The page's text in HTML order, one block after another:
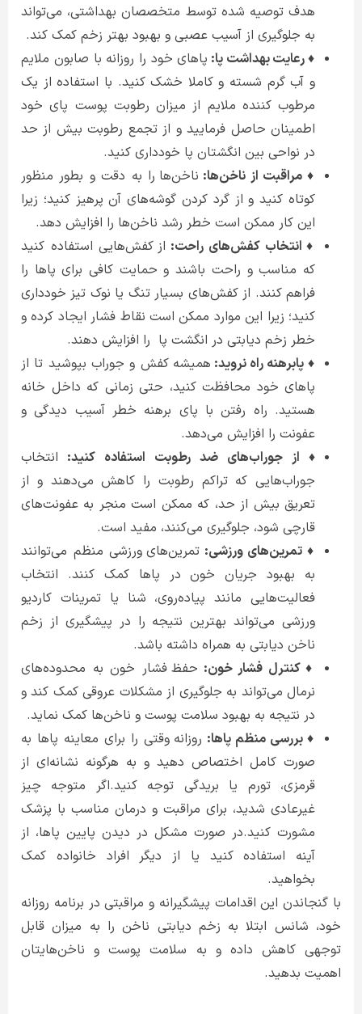
هدف توصیه شده توسط متخصصان بهداشتی، می‌تواند
به جلوگیری از آسیب عصبی و بهبود بهتر زخم کمک کند.
♦ رعایت بهداشت پا: پاهای خود را روزانه با صابون ملایم
و آب گرم شسته و کاملا خشک کنید. با استفاده از یک
مرطوب کننده ملایم از میزان رطوبت پوست پای خود
اطمینان حاصل فرمایید و از تجمع رطوبت بیش از حد
در نواحی بین انگشتان پا خودداری کنید.
♦ مراقبت از ناخن‌ها: ناخن‌ها را به دقت و بطور منظور
کوتاه کنید و از گرد کردن گوشه‌های آن پرهیز کنید؛ زیرا
این کار ممکن است خطر رشد ناخن‌ها را افزایش دهد.
♦ انتخاب کفش‌های راحت: از کفش‌هایی استفاده کنید
که مناسب و راحت باشند و حمایت کافی برای پاها را
فراهم کنند. از کفش‌های بسیار تنگ یا نوک تیز خودداری
کنید؛ زیرا این موارد ممکن است نقاط فشار ایجاد کرده و
خطر زخم دیابتی در انگشت پا را افزایش دهند.
♦ پابرهنه راه نروید: همیشه کفش و جوراب بپوشید تا از
پاهای خود محافظت کنید، حتی زمانی که داخل خانه
هستید. راه رفتن با پای برهنه خطر آسیب دیدگی و
عفونت را افزایش می‌دهد.
♦ از جوراب‌های ضد رطوبت استفاده کنید: انتخاب
جوراب‌هایی که تراکم رطوبت را کاهش می‌دهند و از
تعریق بیش از حد، که ممکن است منجر به عفونت‌های
قارچی شود، جلوگیری می‌کنند، مفید است.
♦ تمرین‌های ورزشی: تمرین‌های ورزشی منظم می‌توانند
به بهبود جریان خون در پاها کمک کنند. انتخاب
فعالیت‌هایی مانند پیاده‌روی، شنا یا تمرینات کاردیو
ورزشی می‌تواند بهترین نتیجه را در پیشگیری از زخم
ناخن دیابتی به همراه داشته باشد.
♦ کنترل فشار خون: حفظ فشار خون به محدوده‌های
نرمال می‌تواند به جلوگیری از مشکلات عروقی کمک کند و
در نتیجه به بهبود سلامت پوست و ناخن‌ها کمک نماید.
♦ بررسی منظم پاها: روزانه وقتی را برای معاینه پاها به
صورت کامل اختصاص دهید و به هرگونه نشانه‌ای از
قرمزی، تورم یا بریدگی توجه کنید.اگر متوجه چیز
غیرعادی شدید، برای مراقبت و درمان مناسب با پزشک
مشورت کنید.در صورت مشکل در دیدن پایین پاها، از
آینه استفاده کنید یا از دیگر افراد خانواده کمک
بخواهید.
با گنجاندن این اقدامات پیشگیرانه و مراقبتی در برنامه روزانه
خود، شانس ابتلا به زخم دیابتی ناخن را به میزان قابل
توجهی کاهش داده و به سلامت پوست و ناخن‌هایتان
اهمیت بدهید.